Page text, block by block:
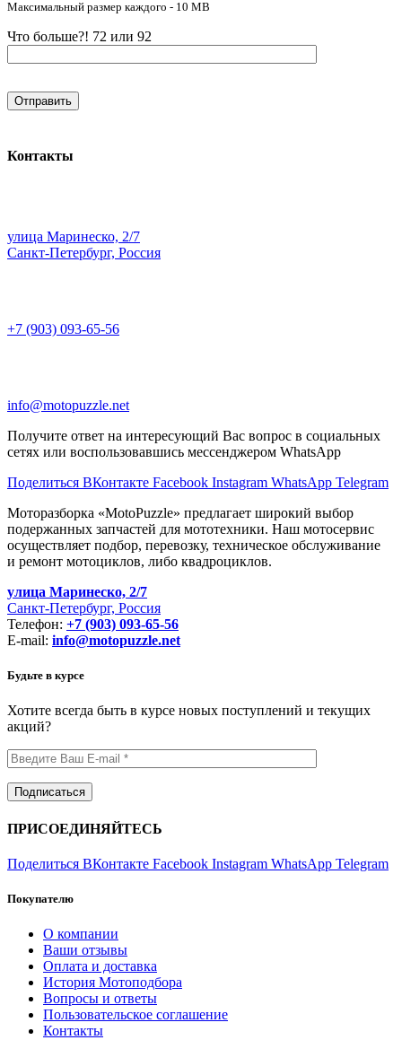
Максимальный размер каждого - 10 MB
Что больше?! 72 или 92
Контакты
улица Маринеско, 2/7
Санкт-Петербург, Россия
+7 (903) 093-65-56
info@motopuzzle.net
Получите ответ на интересующий Вас вопрос в социальных
сетях или воспользовавшись мессенджером WhatsApp
Поделиться ВКонтакте Facebook Instagram WhatsApp Telegram
Моторазборка «MotoPuzzle» предлагает широкий выбор
подержанных запчастей для мототехники. Наш мотосервис
осуществляет подбор, перевозку, техническое обслуживание
и ремонт мотоциклов, либо квадроциклов.
улица Маринеско, 2/7
Санкт-Петербург, Россия
Телефон: +7 (903) 093-65-56
E-mail: info@motopuzzle.net
Будьте в курсе
Хотите всегда быть в курсе новых поступлений и текущих
акций?
ПРИСОЕДИНЯЙТЕСЬ
Поделиться ВКонтакте Facebook Instagram WhatsApp Telegram
Покупателю
О компании
Ваши отзывы
Оплата и доставка
История Мотоподбора
Вопросы и ответы
Пользовательское соглашение
Контакты